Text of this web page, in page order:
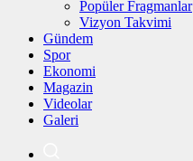
Popüler Fragmanlar
Vizyon Takvimi
Gündem
Spor
Ekonomi
Magazin
Videolar
Galeri